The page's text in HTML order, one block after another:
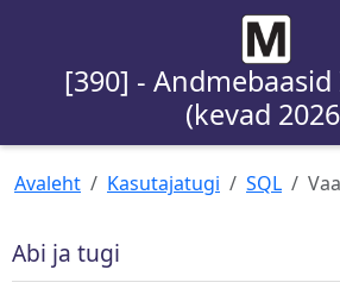
[390] - Andmebaasid
(kevad
Avaleht Kasutajatugi SQL
Abi ja tugi